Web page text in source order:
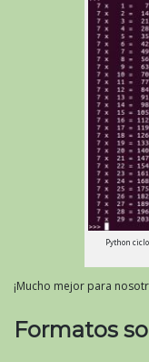
Python
¡Mucho mejor para
Formatos